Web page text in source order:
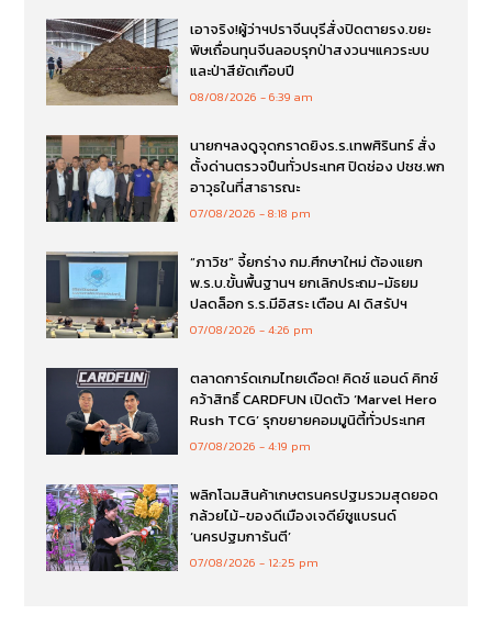
เอาจริง!ผู้ว่าฯปราจีนบุรีสั่งปิดตายรง.ขยะ
พิษเถื่อนทุนจีนลอบรุกป่าสงวนฯแควระบบ
และป่าสียัดเกือบปี
08/08/2026 6:39 am
นายกฯลงดูจุดกราดยิงร.ร.เทพศิรินทร์ สั่ง
ตั้งด่านตรวจปืนทั่วประเทศ ปิดช่อง ปชช.พก
อาวุธในที่สาธารณะ
07/08/2026 8:18 pm
“ภาวิช” จี้ยกร่าง กม.ศึกษาใหม่ ต้องแยก
พ.ร.บ.ขั้นพื้นฐานฯ ยกเลิกประถม-มัธยม
ปลดล็อก ร.ร.มีอิสระ เตือน AI ดิสรัปฯ
07/08/2026 4:26 pm
ตลาดการ์ดเกมไทยเดือด! คิดซ์ แอนด์ คิทซ์
คว้าสิทธิ์ CARDFUN เปิดตัว ‘Marvel Hero
Rush TCG’ รุกขยายคอมมูนิตี้ทั่วประเทศ
07/08/2026 4:19 pm
พลิกโฉมสินค้าเกษตรนครปฐมรวมสุดยอด
กล้วยไม้-ของดีเมืองเจดีย์ชูแบรนด์
‘นครปฐมการันตี’
07/08/2026 12:25 pm